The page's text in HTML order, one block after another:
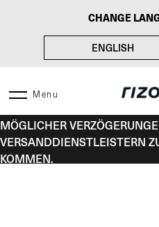
CHANGE
ENGLISH
ITALIANO
ESPAÑOL
Menu
MÖGLICHER
VERSANDDIENSTLEISTERN
KOMMEN.